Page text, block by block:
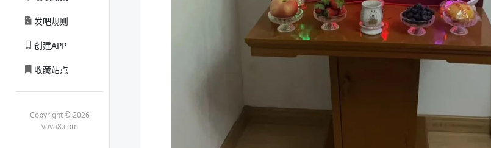
发吧规则
创建APP
收藏站点
Copyright © 2026
vava8.com